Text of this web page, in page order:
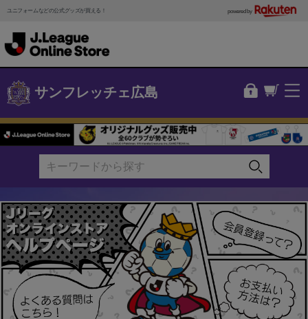
ユニフォームなどの公式グッズが買える！ powered by
サンフレッチェ広島